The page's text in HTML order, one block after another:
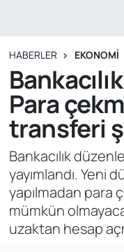
HABERLER EKONOMİ
Para
transferi
Bankacılık
yayımlandı. Yeni
yapılmadan para
mümkün
uzaktan hesap
EĞİTİM
YAŞAM
SİYASET
ASAYİŞ
SAĞLIK
Süper Lig
Tüm Manşetler
Son Dakika
Haber Arşivi